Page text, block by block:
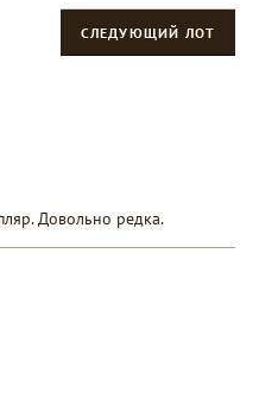
СЛЕДУЮЩИЙ ЛОТ
Довольно редка.